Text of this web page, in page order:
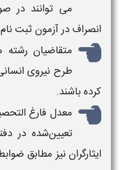
می‌ توانند در
انصراف در آزمون ثبت‌
متقاضیان
طرح نیروی
کرده باشند.
معدل فارغ‌
تعیین‌شده در
ایثارگران نیز مطابق